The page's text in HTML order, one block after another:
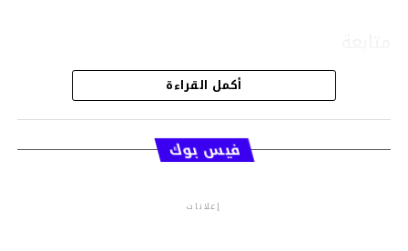
قسم الاخبار
أكمل القراءة
فيس بوك
إعلانات